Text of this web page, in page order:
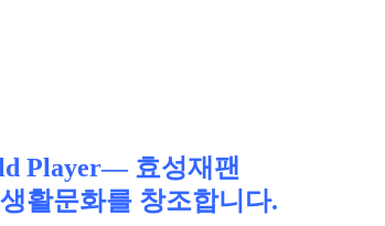
Player― 효성재팬
활문화를 창조합니다.